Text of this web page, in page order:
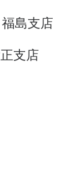
島支店
支店